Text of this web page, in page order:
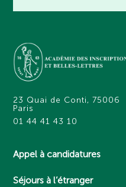
23 Quai de Conti, 75006
Paris
01 44 41 43 10
Appel à candidatures
Séjours à l’étranger